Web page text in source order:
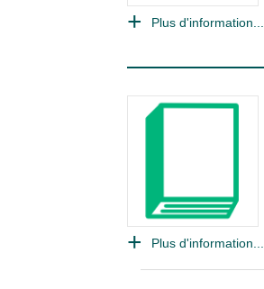
Plus d'information...
Plus d'information...